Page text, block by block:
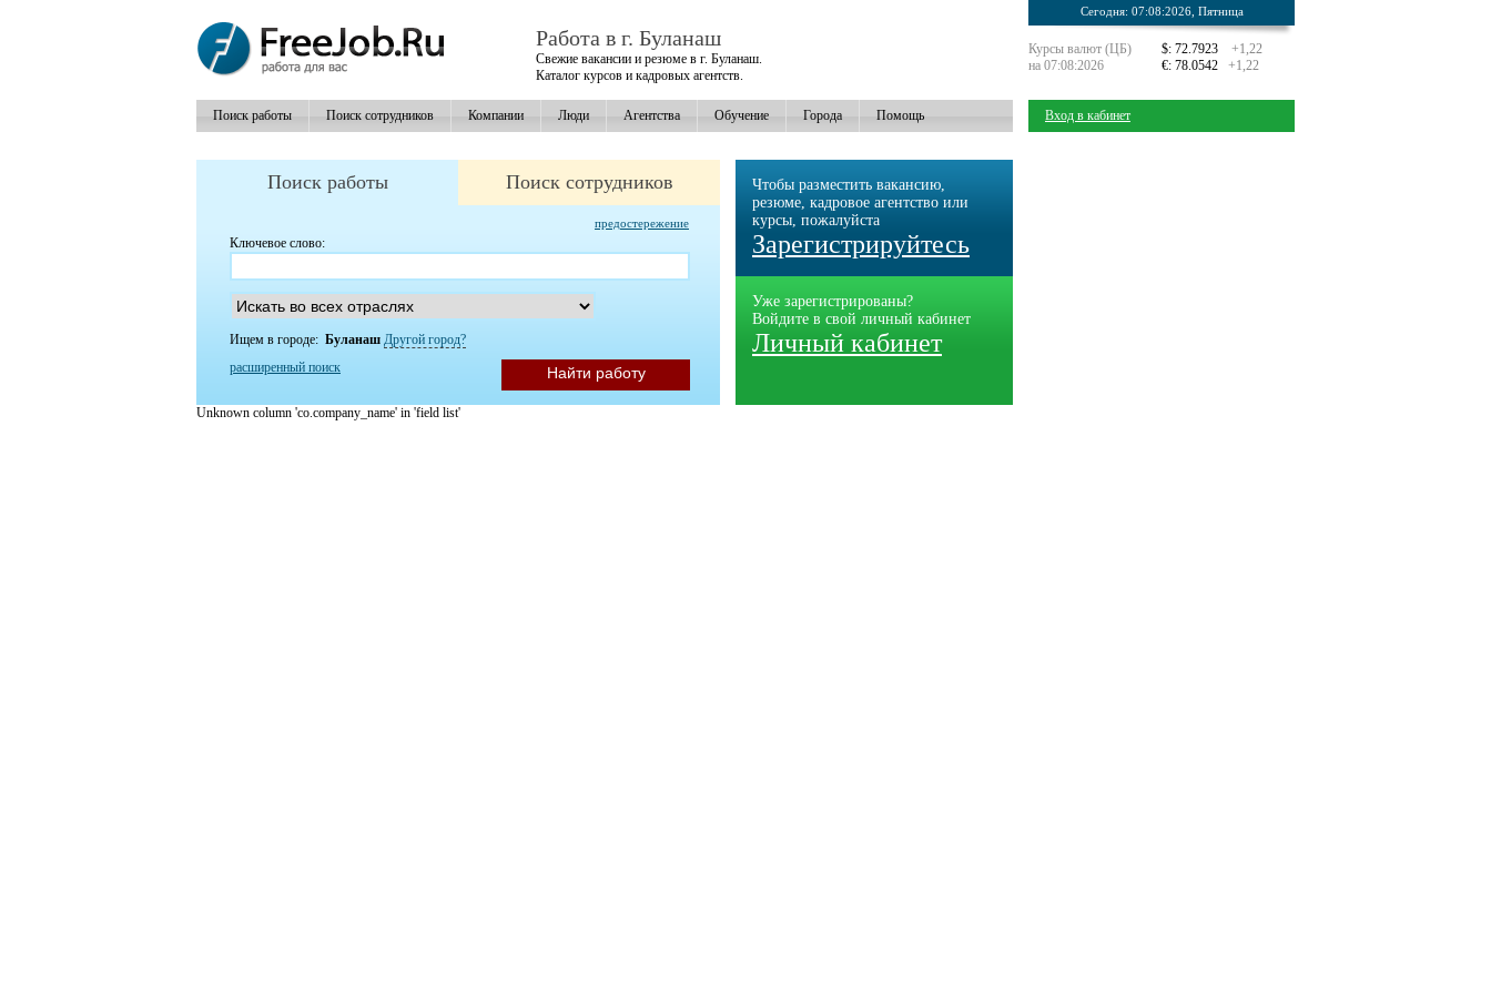
Работа в г. Буланаш
Свежие вакансии и резюме в г. Буланаш.
Каталог курсов и кадровых агентств.
Сегодня: 07:08:2026, Пятница
Курсы валют (ЦБ)
на 07:08:2026
$: 72.7923 +1,22
€: 78.0542 +1,22
Поиск работы Поиск сотрудников Компании Люди Агентства Обучение Города Помощь Вход в кабинет
Поиск работы Поиск сотрудников
предостережение
Ключевое слово:
Ищем в городе: Буланаш Другой город?
расширенный поиск
Чтобы разместить вакансию,
резюме, кадровое агентство или
курсы, пожалуйста
Зарегистрируйтесь
Уже зарегистрированы?
Войдите в свой личный кабинет
Личный кабинет
Unknown column 'co.company_name' in 'field list'